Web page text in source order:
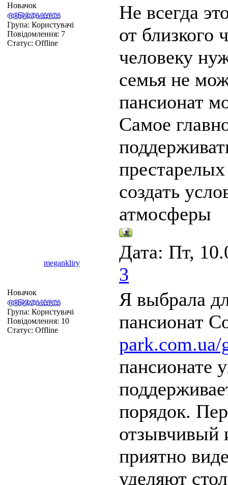
Новачок
Група: Користувачі
Повідомлення: 7
Статус: Offline
Не всегда
от близкого
человеку
семья не
пансионат
Самое
создать
атмосферы
megankliry
Дата: Пт,
3
Новачок
Група: Користувачі
Повідомлення: 10
Статус: Offline
Я выбрала
пансионат
пансионате
порядок.
отзывчивый
приятно
уделяют